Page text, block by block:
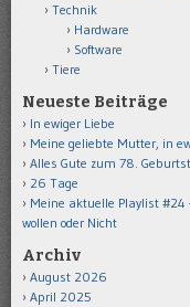
Technik
Hardware
Software
Tiere
Neueste Beiträge
In ewiger Liebe
Meine geliebte Mutter, in
Alles Gute zum 78.
26 Tage
Meine aktuelle Playlist
wollen oder Nicht
Archiv
August 2026
April 2025